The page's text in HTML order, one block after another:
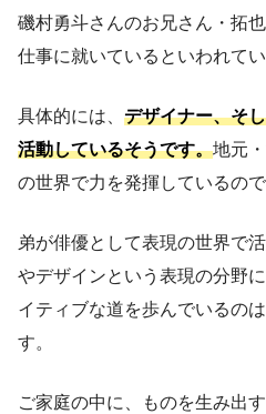
磯村勇斗さんのお兄さん・拓
仕事に就いているといわれてい
具体的には、 デザイナー、そ
活動しているそうです。地元
の世界で力を発揮しているので
弟が俳優として表現の世界で
やデザインという表現の分野
イティブな道を歩んでいるの
す。
ご家庭の中に、ものを生み出